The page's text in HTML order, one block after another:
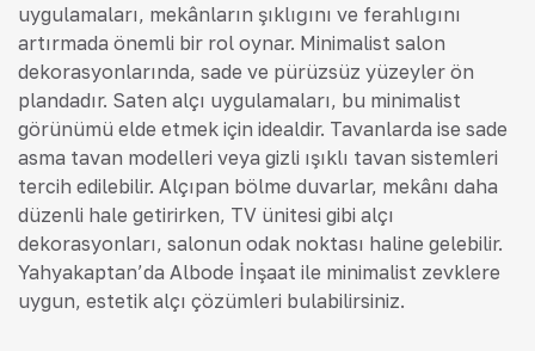
uygulamaları, mekânların şıklığını ve ferahlığını
artırmada önemli bir rol oynar. Minimalist salon
dekorasyonlarında, sade ve pürüzsüz yüzeyler ön
plandadır. Saten alçı uygulamaları, bu minimalist
görünümü elde etmek için idealdir. Tavanlarda ise sade
asma tavan modelleri veya gizli ışıklı tavan sistemleri
tercih edilebilir. Alçıpan bölme duvarlar, mekânı daha
düzenli hale getirirken, TV ünitesi gibi alçı
dekorasyonları, salonun odak noktası haline gelebilir.
Yahyakaptan’da Albode İnşaat ile minimalist zevklere
uygun, estetik alçı çözümleri bulabilirsiniz.